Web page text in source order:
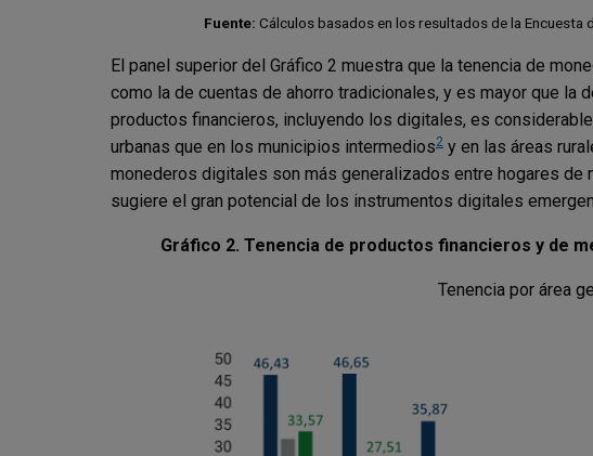
Fuente: Cálculos basados en los resultados de la Encuesta
El panel superior del Gráfico 2 muestra que la tenencia de
como la de cuentas de ahorro tradicionales, y es mayor que la
productos financieros, incluyendo los digitales, es
urbanas que en los municipios intermedios2 y en las áreas
monederos digitales son más generalizados entre hogares de
sugiere el gran potencial de los instrumentos digitales
Gráfico 2. Tenencia de productos financieros y de
Tenencia por área